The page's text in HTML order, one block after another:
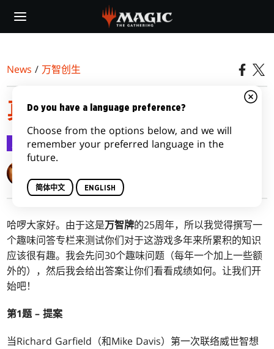
main
News / 万智创生
真是太有趣了
万智创生 2018-10-22
哈啰大家好。由于这是万智牌的25周年，所以我觉得撰写一
个趣味问答专栏来测试你们对于这游戏多年来所累积的知识
应该很有趣。我会先问30个趣味问题（每年一个加上一些额
外的），然后我会给出答案让你们看看成绩如何。让我们开
始吧！
第1题 – 提案
当Richard Garfield（和Mike Davis）第一次联络威世智想
Do you have a language preference?
Choose from the options below, and we will
remember your preferred language in the
future.
简体中文 ENGLISH